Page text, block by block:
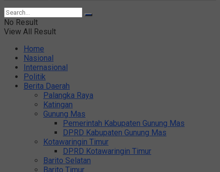
No Result
View All Result
Home
Nasional
Internasional
Politik
Berita Daerah
Palangka Raya
Katingan
Gunung Mas
Pemerintah Kabupaten Gunung Mas
DPRD Kabupaten Gunung Mas
Kotawaringin Timur
DPRD Kotawaringin Timur
Barito Selatan
Barito Timur